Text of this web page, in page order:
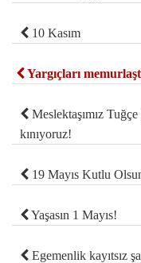
10 Kasım
Yargıçları
Meslektaşımız
kınıyoruz!
19 Mayıs Kutlu
Yaşasın 1 Mayıs!
Egemenlik kayıtsız